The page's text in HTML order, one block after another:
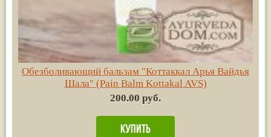
Обезболивающий бальзам "Коттаккал Арья Вайдья
Шала" (Pain Balm Kottakal AVS)
200.00 руб.